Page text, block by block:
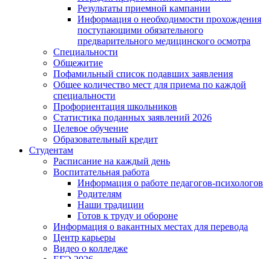
Результаты приемной кампании
Информация о необходимости прохождения
поступающими обязательного
предварительного медицинского осмотра
Специальности
Общежитие
Пофамильный список подавших заявления
Общее количество мест для приема по каждой
специальности
Профориентация школьников
Статистика поданных заявлений 2026
Целевое обучение
Образовательный кредит
Студентам
Расписание на каждый день
Воспитательная работа
Информация о работе педагогов-психологов
Родителям
Наши традиции
Готов к труду и обороне
Информация о вакантных местах для перевода
Центр карьеры
Видео о колледже